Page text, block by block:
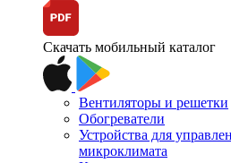
Скачать мобильный каталог
Вентиляторы и решетки
Обогреватели
Устройства для
микроклимата